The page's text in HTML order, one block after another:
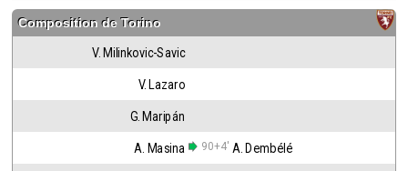
Composition deTorino
V. Milinkovic-Savic
V. Lazaro
G. Maripán
A. Masina 90+4' A. Dembélé